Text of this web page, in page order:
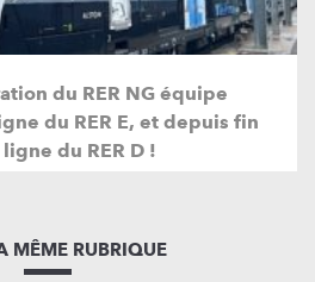
du RER NG équipe
du RER E, et depuis fin
du RER D !
MÊME RUBRIQUE